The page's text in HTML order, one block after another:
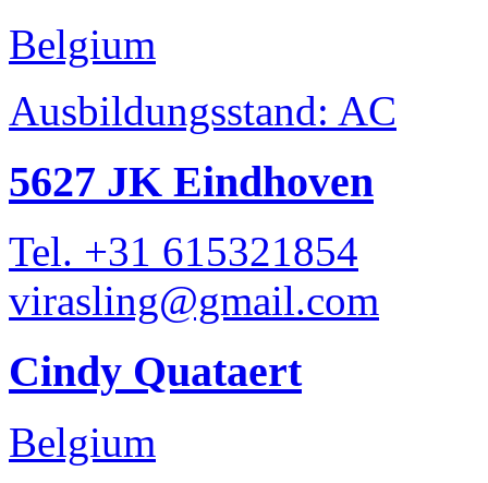
Belgium
Ausbildungsstand: AC
5627 JK Eindhoven
Tel. +31 615321854
virasling@gmail.com
Cindy Quataert
Belgium